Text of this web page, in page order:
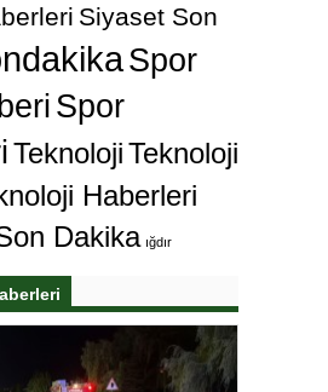
Siyaset Son
Spor
Spor
TeknolojiTeknoloji
Haberleri
Dakika ığdır